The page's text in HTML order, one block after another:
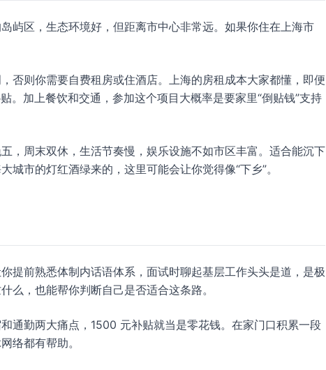
屿区，生态环境好，但距离市中心非常远。如果你住在上海市
否则你需要自费租房或住酒店。上海的房租成本大家都懂，即便
。加上餐饮和交通，参加这个项目大概率是要家里“倒贴钱”支持
，周末双休，生活节奏慢，娱乐设施不如市区丰富。适合能沉下
市的灯红酒绿来的，这里可能会让你觉得像“下乡”。
提前熟悉体制内话语体系，面试时聊起基层工作头头是道，是极
么，也能帮你判断自己是否适合这条路。
通勤两大痛点，1500 元补贴就当是零花钱。在家门口积累一段
络都有帮助。